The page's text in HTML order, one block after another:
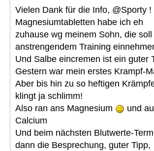
Vielen Dank für die Info, @Sporty !
Magnesiumtabletten habe ich eh
zuhause wg meinem Sohn, die
anstrengendem Training
Und Salbe eincremen ist ein guter
Gestern war mein erstes Krampf-
Aber bis hin zu so heftigen
klingt ja schlimm!
Also ran ans Magnesium
und
Calcium
Und beim nächsten Blutwerte-
dann die Besprechung, guter Tipp,